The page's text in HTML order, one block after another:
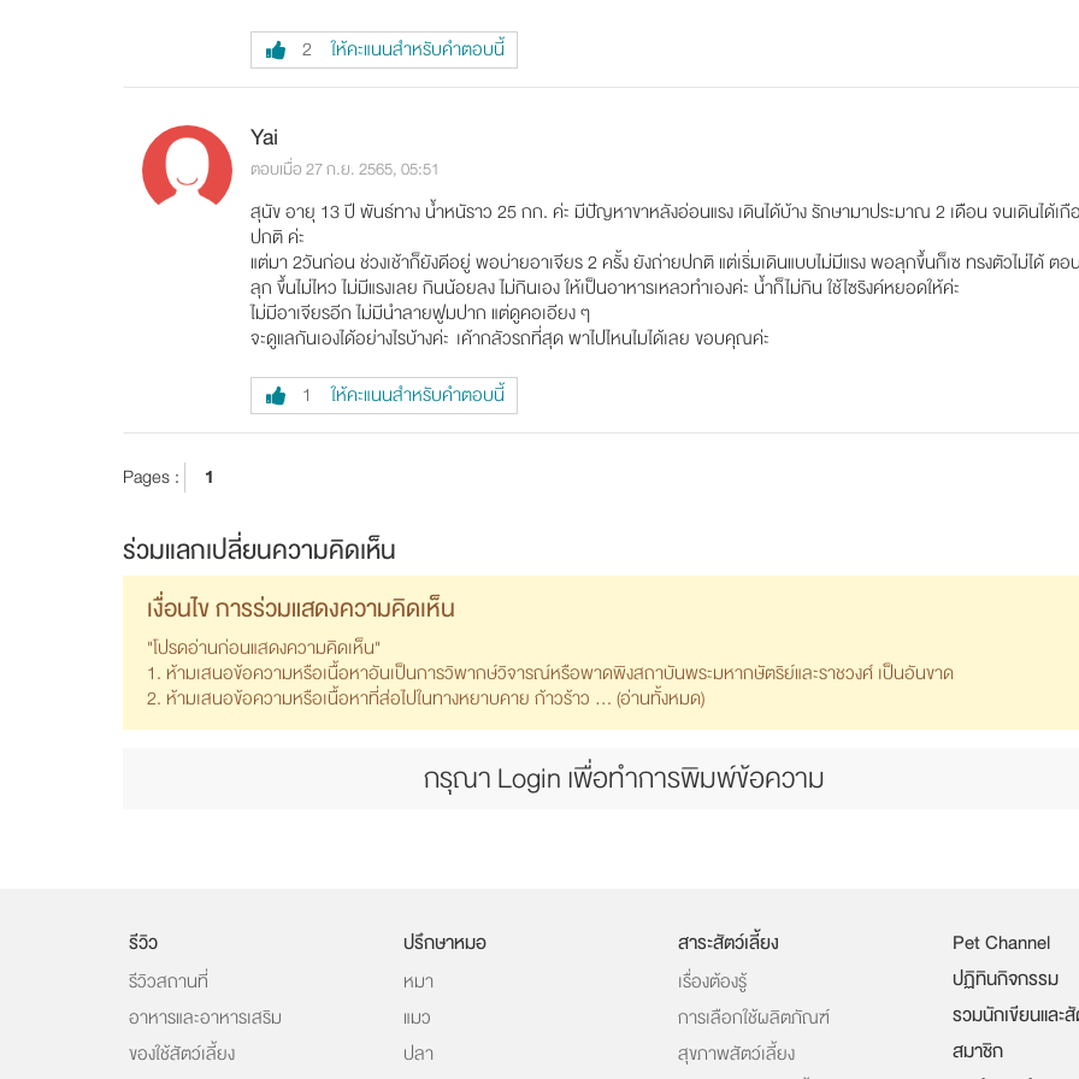
2
ให้คะแนนสำหรับคำตอบนี้
Yai
ตอบเมื่อ 27 ก.ย. 2565, 05:51
สุนัข อายุ 13 ปี พันธ์ทาง น้ำหนัราว 25 กก. ค่ะ มีปัญหาขาหลังอ่อนแรง เดินได้บ้าง รักษามาประมาณ 2 เดืิอน จนเดินได้เกื
ปกติ ค่ะ
แต่มา 2วันก่อน ช่วงเช้าก็ยังดีอยู่ พอบ่ายอาเจียร 2 ครั้ง ยังถ่ายปกติ แต่เริ่มเดินแบบไม่มีแรง พอลุกขึ้นก็เซ ทรงตัวไม่ได้ ตอ
ลุก ขึ้นไม่ไหว ไม่มีแรงเลย กินน้อยลง ไม่กินเอง ให้เป็นอาหารเหลวทำเองค่ะ น้ำก็ไม่กิน ใช้ไซริงค์หยอดให้ค่ะ
ไม่มีอาเจียรอีก ไม่มีนำลายฟูมปาก แต่ดูคอเอียง ๆ
จะดูแลกันเองได้อย่างไรบ้างค่ะ เค้ากลัวรถที่สุด พาไปไหนไมได้เลย ขอบคุณค่ะ
1
ให้คะแนนสำหรับคำตอบนี้
Pages : 1
ร่วมแลกเปลี่ยนความคิดเห็น
เงื่อนไข การร่วมแสดงความคิดเห็น
"โปรดอ่านก่อนแสดงความคิดเห็น"
1. ห้ามเสนอข้อความหรือเนื้อหาอันเป็นการวิพากษ์วิจารณ์หรือพาดพิงสถาบันพระมหากษัตริย์และราชวงศ์ เป็นอันขาด
2. ห้ามเสนอข้อความหรือเนื้อหาที่ส่อไปในทางหยาบคาย ก้าวร้าว ... (อ่านทั้งหมด)
กรุณา Login เพื่อทำการพิมพ์ข้อความ
รีวิว
รีวิวสถานที่
อาหารและอาหารเสริม
ของใช้สัตว์เลี้ยง
ปรึกษาหมอ
หมา
แมว
ปลา
สาระสัตว์เลี้ยง
เรื่องต้องรู้
การเลือกใช้ผลิตภัณฑ์
สุขภาพสัตว์เลี้ยง
Pet Channel
ปฏิทินกิจกรรม
รวมนักเขียนและ
สมาชิก